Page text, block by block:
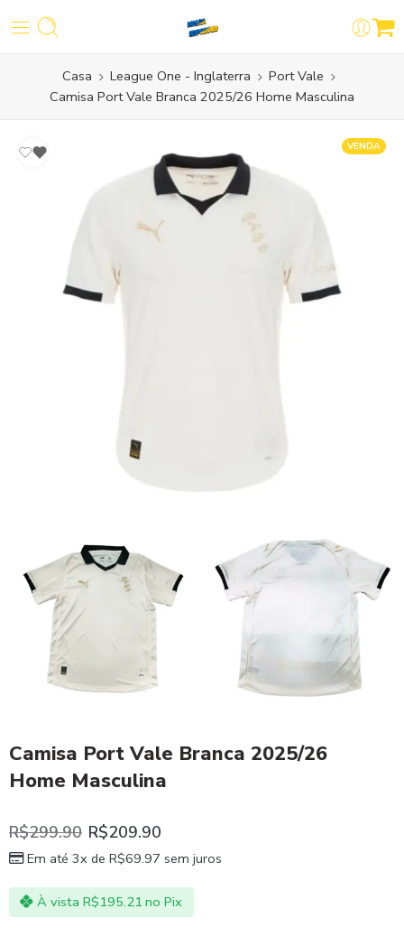
Casa League One - Inglaterra
Port Vale
Camisa Port Vale Branca 2025/26 Home Masculina
VENDA
Camisa Port Vale Branca 2025/26
Home Masculina
R$299.90 R$209.90
Em até 3x de R$69.97 sem juros
À vista R$195.21 no Pix